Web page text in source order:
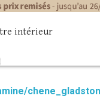
intérieur